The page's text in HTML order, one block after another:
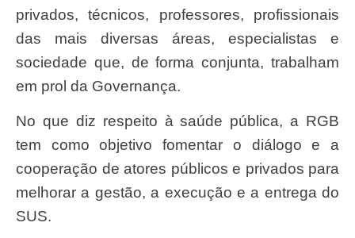
privados, técnicos, professores, profissionais
das mais diversas áreas, especialistas e
sociedade que, de forma conjunta, trabalham
em prol da Governança.
No que diz respeito à saúde pública, a RGB
tem como objetivo fomentar o diálogo e a
cooperação de atores públicos e privados para
melhorar a gestão, a execução e a entrega do
SUS.